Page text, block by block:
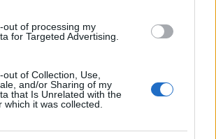
out of processing my
for Targeted Advertising.
of Collection, Use,
and/or Sharing of my
that Is Unrelated with the
which it was collected.
ΔΙΑΦΗΜΙΣΗ